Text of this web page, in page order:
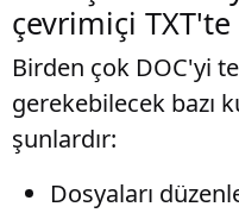
çevrimiçi
Birden çok DOC'yi
gerekebilecek bazı
şunlardır:
Dosyaları